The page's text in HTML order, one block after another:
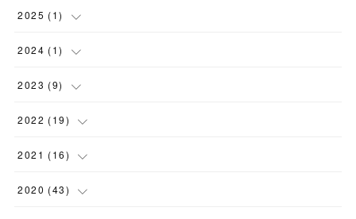
(1
2025 (1)
(1
2024 (1)
(1
2023 (9)
(1)
(2)
(2)
2022 (19)
(1)
(2)
2021 (16)
(2)
2020 (43)